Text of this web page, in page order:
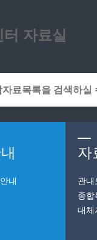
자료실
내
자
관내
종합
대체